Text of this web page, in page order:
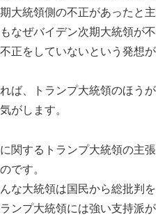
大統領側の不正があったと主
なぜバイデン次期大統領が不
正をしていないという発想が
ば、トランプ大統領のほうが
がします。
関するトランプ大統領の主張
です。
な大統領は国民から総批判を
ンプ大統領には強い支持派が